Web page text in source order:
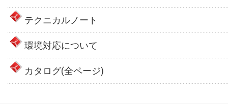
テクニカルノート
環境対応について
カタログ(全ページ)